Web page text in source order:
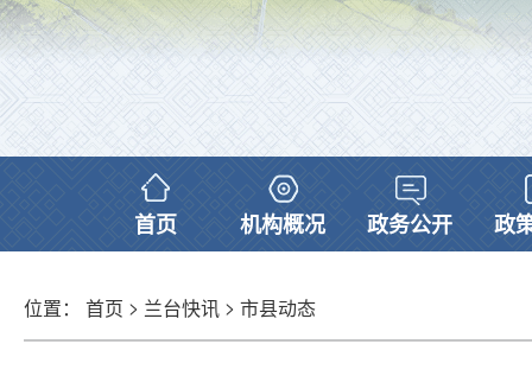
首页 机构概况 政务公开 政
位置： 首页 > 兰台快讯 > 市县动态